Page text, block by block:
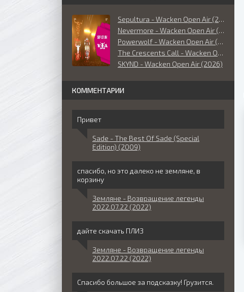
Sepultura - Wacken Open Air (2026)
Nevermore - Wacken Open Air (2026)
Powerwolf - Wacken Open Air (2026)
The Crescents Call - Wacken Open Air (2026)
SKYND - Wacken Open Air (2026)
КОММЕНТАРИИ
Привет
Sade - The Best Of Sade (Special
Edition) (2009)
спасибо, но это далеко не земляне, в
корзину
Земляне - Возвращение легенды
2022.07.22 (2022)
дайте скачать ПЛИЗ
Земляне - Возвращение легенды
2022.07.22 (2022)
Спасибо большое за подсказку! Грузится.